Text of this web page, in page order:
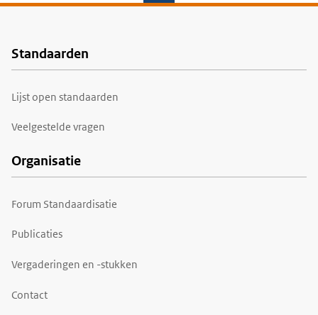
Voet
Standaarden
Lijst open standaarden
Veelgestelde vragen
Organisatie
Forum Standaardisatie
Publicaties
Vergaderingen en -stukken
Contact